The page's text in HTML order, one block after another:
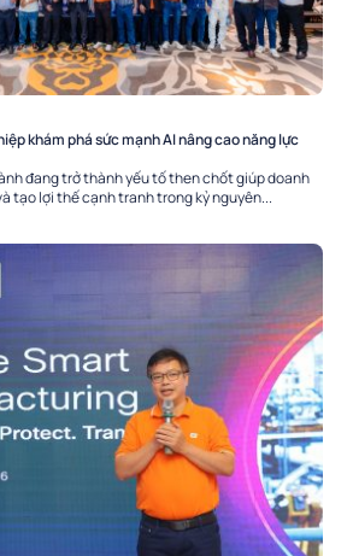
khám phá sức mạnh AI nâng cao năng lực
đang trở thành yếu tố then chốt giúp doanh
tạo lợi thế cạnh tranh trong kỷ nguyên...